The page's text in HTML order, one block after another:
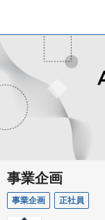
事業企画
事業企画 正社員